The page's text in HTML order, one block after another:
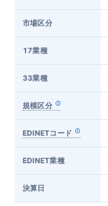
市場区分
17業種
33業種
規模区分
EDINETコード
EDINET業種
決算日